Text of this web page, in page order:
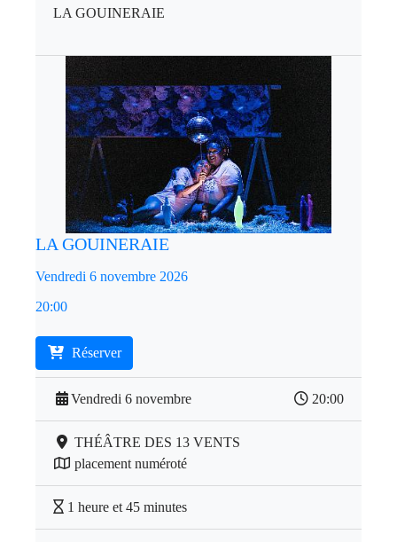
LA GOUINERAIE
LA GOUINERAIE
Vendredi 6 novembre 2026
20:00
Réserver
Vendredi 6 novembre 20:00
THÉÂTRE DES 13 VENTS
placement numéroté
1 heure et 45 minutes